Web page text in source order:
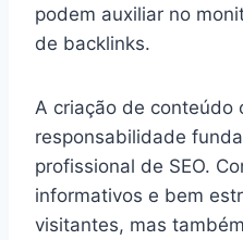
podem auxiliar no
de backlinks.
A criação de conteúdo
responsabilidade
profissional de SEO.
informativos e bem
visitantes, mas